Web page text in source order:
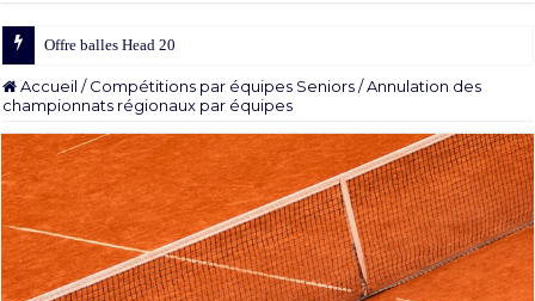
Offre balles Head 2025/2026
Accueil / Compétitions par équipes Seniors /Annulation des
championnats régionaux par équipes